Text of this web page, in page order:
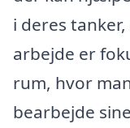
i deres
arbejde er
rum, hvor
bearbejde